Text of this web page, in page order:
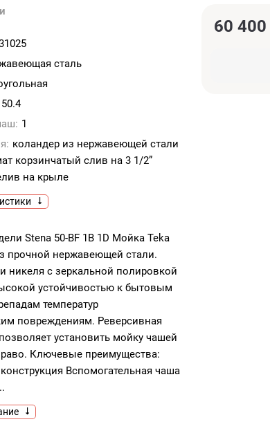
сталь
50.4
1
коландер из нержавеющей стали
корзинчатый слив на 3 1/2”
на крыле
Stena 50-BF 1B 1D Мойка Teka
прочной нержавеющей стали.
никеля с зеркальной полировкой
устойчивостью к бытовым
температур
повреждениям. Реверсивная
установить мойку чашей
Ключевые преимущества:
Вспомогательная чаша
60 400